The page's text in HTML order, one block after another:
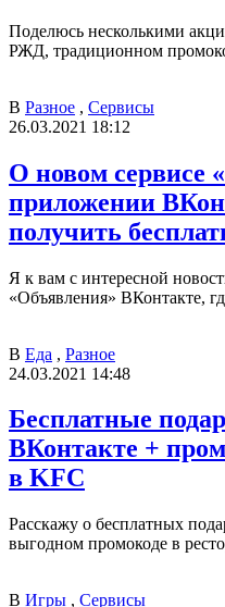
Поделюсь несколькими
РЖД, традиционном
В Разное , Сервисы
26.03.2021 18:12
О новом сервисе
приложении
получить
Я к вам с интересной
«Объявления» ВКонтакте,
В Еда , Разное
24.03.2021 14:48
Бесплатные
ВКонтакте +
в KFC
Расскажу о бесплатных
выгодном промокоде в
В Игры , Сервисы